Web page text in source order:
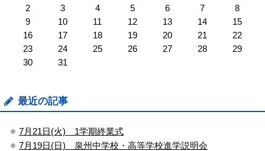
2
3 4 5 6 7
8
9
10 11 12 13 14
15
16
17 18 19 20 21
22
23
24 25 26 27 28
29
30
31
最近の記事
7月21日(火) 1学期終業式
7月19日(日) 泉州中学校・高等学校進学説明会